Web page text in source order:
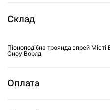
Склад
Піоноподібна троянда спрей Місті
Сноу Ворлд
Оплата